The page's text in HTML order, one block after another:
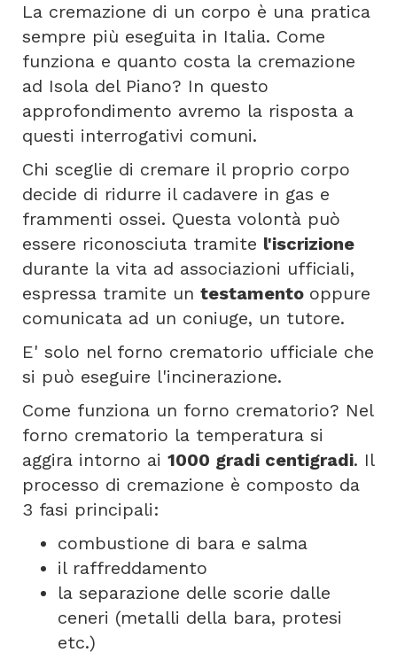
La cremazione di un corpo è una pratica
sempre più eseguita in Italia. Come
funziona e quanto costa la cremazione
ad Isola del Piano? In questo
approfondimento avremo la risposta a
questi interrogativi comuni.
Chi sceglie di cremare il proprio corpo
decide di ridurre il cadavere in gas e
frammenti ossei. Questa volontà può
essere riconosciuta tramite l'iscrizione
durante la vita ad associazioni ufficiali,
espressa tramite un testamento oppure
comunicata ad un coniuge, un tutore.
E' solo nel forno crematorio ufficiale che
si può eseguire l'incinerazione.
Come funziona un forno crematorio? Nel
forno crematorio la temperatura si
aggira intorno ai 1000 gradi centigradi. Il
processo di cremazione è composto da
3 fasi principali:
combustione di bara e salma
il raffreddamento
la separazione delle scorie dalle
ceneri (metalli della bara, protesi
etc.)